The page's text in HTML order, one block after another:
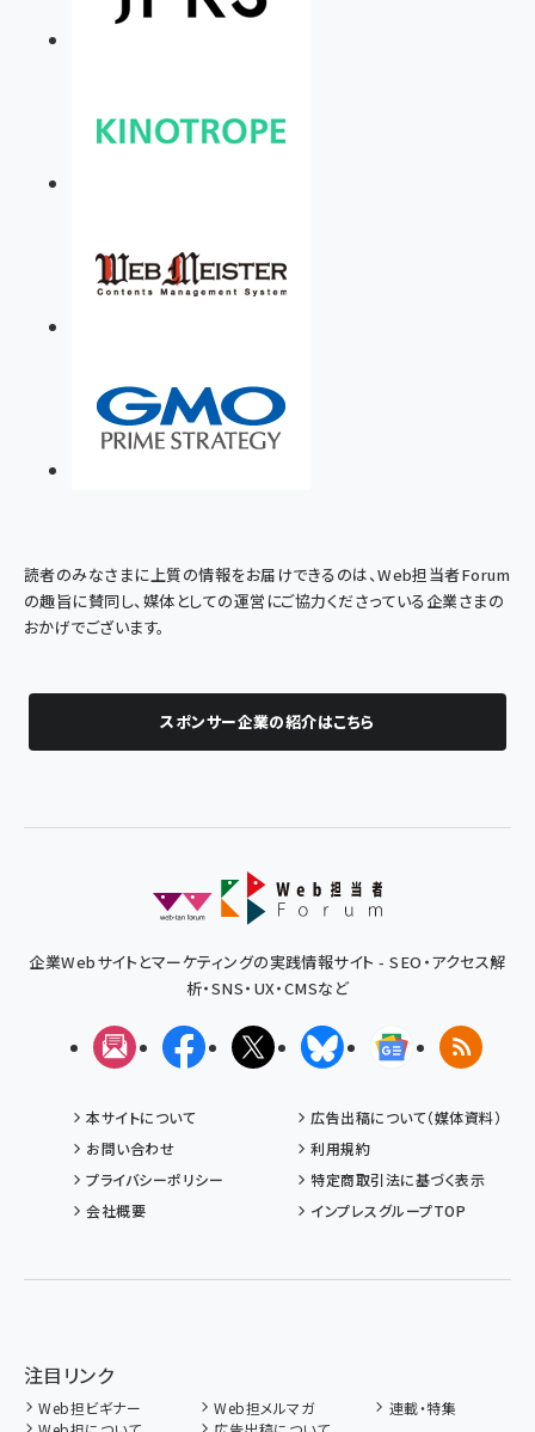
読者のみなさまに上質の情報をお届けできるのは、Web担当者Forum
の趣旨に賛同し、媒体としての運営にご協力くださっている企業さまの
おかげでございます。
スポンサー企業の紹介はこちら
企業Webサイトとマーケティングの実践情報サイト - SEO・アクセス解
析・SNS・UX・CMSなど
メルマガFacebookX(エックス)BlueskyGoogleニュ
RSS
本サイトについて
広告出稿について（媒体資料）
お問い合わせ
利用規約
プライバシーポリシー
特定商取引法に基づく表示
会社概要
インプレスグループTOP
注目リンク
Web担ビギナー Web担メルマガ
連載・特集